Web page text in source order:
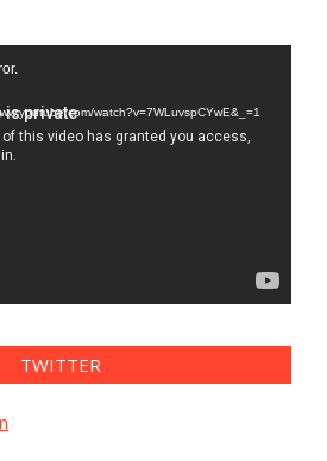
watch?v=7WLuvspCYwE&_=1
TWITTER